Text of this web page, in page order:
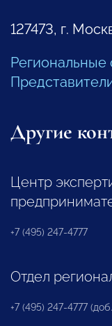
127473, г.
Региональные
Другие
Центр
+7 (495) 247-4777
Отдел
+7 (495) 247-4777 (доб.